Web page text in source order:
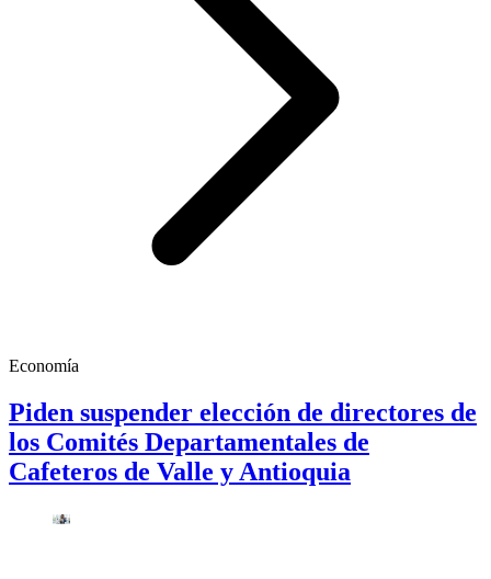
Economía
Piden suspender elección de directores de
los Comités Departamentales de
Cafeteros de Valle y Antioquia